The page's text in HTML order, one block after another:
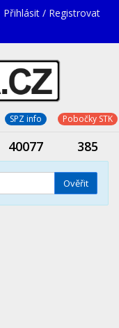
Přihlásit / Registrovat
SPZ info Pobočky STK
40077 385
Ověřit